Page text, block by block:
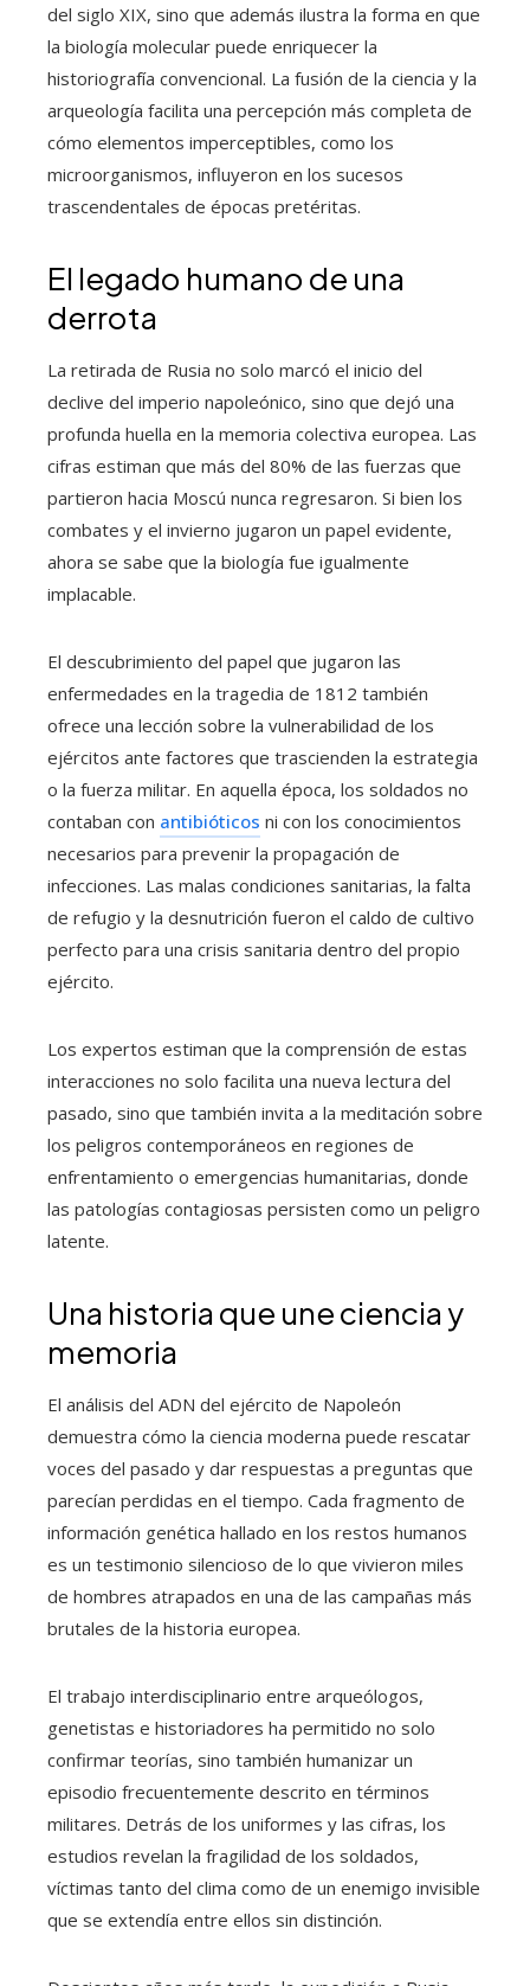
del siglo XIX, sino que además ilustra la forma en que
la biología molecular puede enriquecer la
historiografía convencional. La fusión de la ciencia y la
arqueología facilita una percepción más completa de
cómo elementos imperceptibles, como los
microorganismos, influyeron en los sucesos
trascendentales de épocas pretéritas.
El legado humano de una
derrota
La retirada de Rusia no solo marcó el inicio del
declive del imperio napoleónico, sino que dejó una
profunda huella en la memoria colectiva europea. Las
cifras estiman que más del 80% de las fuerzas que
partieron hacia Moscú nunca regresaron. Si bien los
combates y el invierno jugaron un papel evidente,
ahora se sabe que la biología fue igualmente
implacable.
El descubrimiento del papel que jugaron las
enfermedades en la tragedia de 1812 también
ofrece una lección sobre la vulnerabilidad de los
ejércitos ante factores que trascienden la estrategia
o la fuerza militar. En aquella época, los soldados no
contaban con antibióticos ni con los conocimientos
necesarios para prevenir la propagación de
infecciones. Las malas condiciones sanitarias, la falta
de refugio y la desnutrición fueron el caldo de cultivo
perfecto para una crisis sanitaria dentro del propio
ejército.
Los expertos estiman que la comprensión de estas
interacciones no solo facilita una nueva lectura del
pasado, sino que también invita a la meditación sobre
los peligros contemporáneos en regiones de
enfrentamiento o emergencias humanitarias, donde
las patologías contagiosas persisten como un peligro
latente.
Una historia que une ciencia y
memoria
El análisis del ADN del ejército de Napoleón
demuestra cómo la ciencia moderna puede rescatar
voces del pasado y dar respuestas a preguntas que
parecían perdidas en el tiempo. Cada fragmento de
información genética hallado en los restos humanos
es un testimonio silencioso de lo que vivieron miles
de hombres atrapados en una de las campañas más
brutales de la historia europea.
El trabajo interdisciplinario entre arqueólogos,
genetistas e historiadores ha permitido no solo
confirmar teorías, sino también humanizar un
episodio frecuentemente descrito en términos
militares. Detrás de los uniformes y las cifras, los
estudios revelan la fragilidad de los soldados,
víctimas tanto del clima como de un enemigo invisible
que se extendía entre ellos sin distinción.